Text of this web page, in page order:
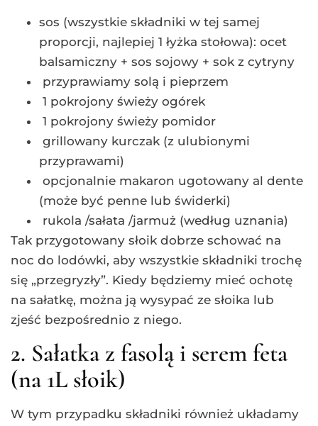
sos (wszystkie składniki w tej samej
proporcji, najlepiej 1 łyżka stołowa): ocet
balsamiczny + sos sojowy + sok z cytryny
przyprawiamy solą i pieprzem
1 pokrojony świeży ogórek
1 pokrojony świeży pomidor
grillowany kurczak (z ulubionymi
przyprawami)
opcjonalnie makaron ugotowany al dente
(może być penne lub świderki)
rukola /sałata /jarmuż (według uznania)
Tak przygotowany słoik dobrze schować na
noc do lodówki, aby wszystkie składniki trochę
się „przegryzły”. Kiedy będziemy mieć ochotę
na sałatkę, można ją wysypać ze słoika lub
zjeść bezpośrednio z niego.
2. Sałatka z fasolą i serem feta
(na 1L słoik)
W tym przypadku składniki również układamy